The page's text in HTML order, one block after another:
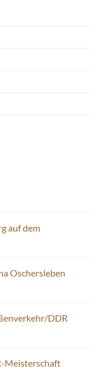
auf dem
Oschersleben
DDR
Meisterschaft